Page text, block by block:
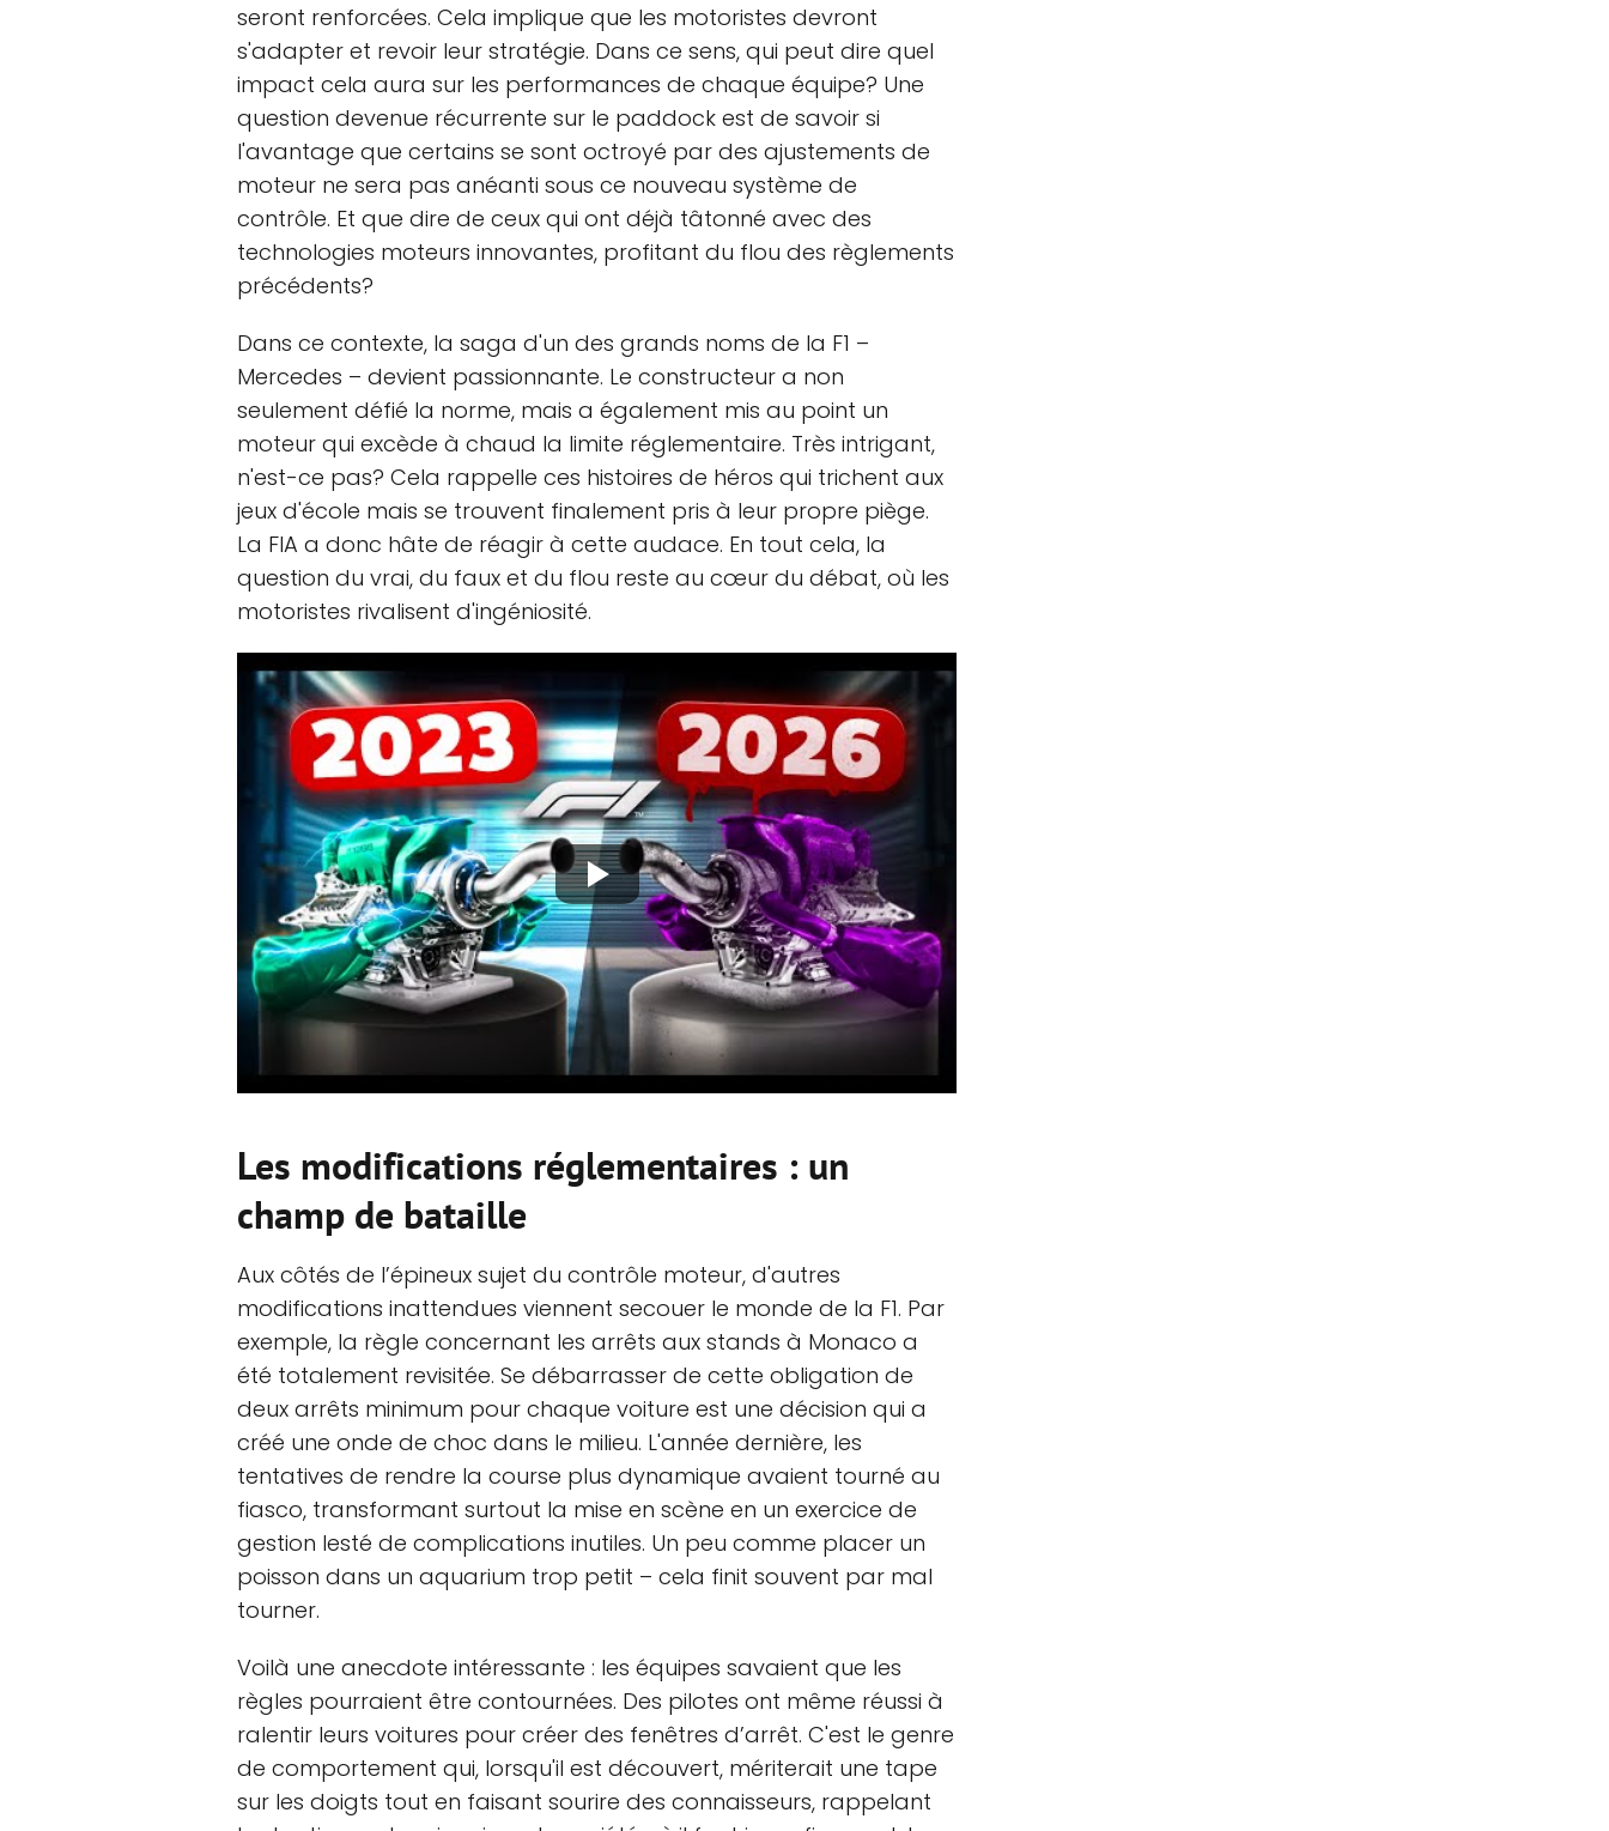
seront renforcées. Cela implique que les motoristes devront
s'adapter et revoir leur stratégie. Dans ce sens, qui peut dire quel
impact cela aura sur les performances de chaque équipe? Une
question devenue récurrente sur le paddock est de savoir si
l'avantage que certains se sont octroyé par des ajustements de
moteur ne sera pas anéanti sous ce nouveau système de
contrôle. Et que dire de ceux qui ont déjà tâtonné avec des
technologies moteurs innovantes, profitant du flou des règlements
précédents?
Dans ce contexte, la saga d'un des grands noms de la F1 –
Mercedes – devient passionnante. Le constructeur a non
seulement défié la norme, mais a également mis au point un
moteur qui excède à chaud la limite réglementaire. Très intrigant,
n'est-ce pas? Cela rappelle ces histoires de héros qui trichent aux
jeux d'école mais se trouvent finalement pris à leur propre piège.
La FIA a donc hâte de réagir à cette audace. En tout cela, la
question du vrai, du faux et du flou reste au cœur du débat, où les
motoristes rivalisent d'ingéniosité.
Les modifications réglementaires : un
champ de bataille
Aux côtés de l’épineux sujet du contrôle moteur, d'autres
modifications inattendues viennent secouer le monde de la F1. Par
exemple, la règle concernant les arrêts aux stands à Monaco a
été totalement revisitée. Se débarrasser de cette obligation de
deux arrêts minimum pour chaque voiture est une décision qui a
créé une onde de choc dans le milieu. L'année dernière, les
tentatives de rendre la course plus dynamique avaient tourné au
fiasco, transformant surtout la mise en scène en un exercice de
gestion lesté de complications inutiles. Un peu comme placer un
poisson dans un aquarium trop petit – cela finit souvent par mal
tourner.
Voilà une anecdote intéressante : les équipes savaient que les
règles pourraient être contournées. Des pilotes ont même réussi à
ralentir leurs voitures pour créer des fenêtres d’arrêt. C'est le genre
de comportement qui, lorsqu'il est découvert, mériterait une tape
sur les doigts tout en faisant sourire des connaisseurs, rappelant